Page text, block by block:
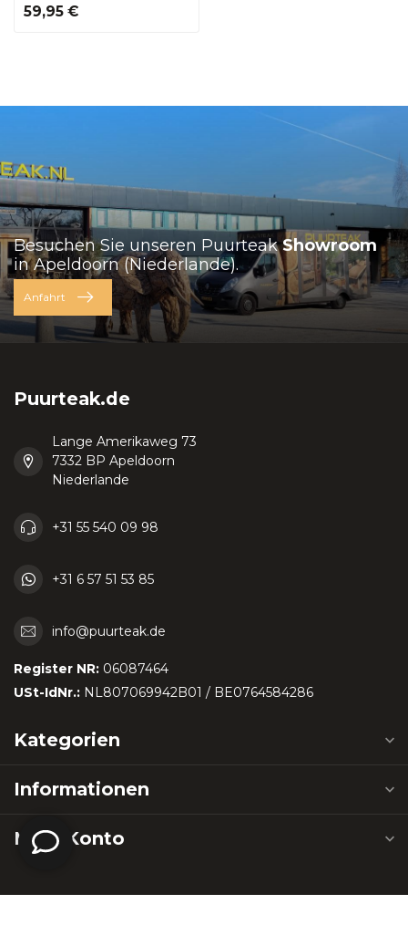
59,95 €
Besuchen Sie unseren PuurteakShowroom
in Apeldoorn (Niederlande).
Anfahrt
Puurteak.de
Lange Amerikaweg 73
7332 BP Apeldoorn
Niederlande
+31 55 540 09 98
+31 6 57 51 53 85
info@puurteak.de
Register NR: 06087464
USt-IdNr.: NL807069942B01 / BE0764584286
Kategorien
Informationen
Mein Konto